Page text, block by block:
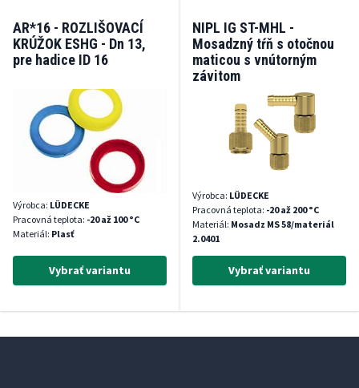
AR*16 - ROZLIŠOVACÍ
KRÚŽOK ESHG - Dn 13,
pre hadice ID 16
Výrobca: LÜDECKE
Pracovná teplota: -20 až 100 °C
Materiál: Plasť
Vybrať variantu
NIPL IG ST-MHL -
Mosadzný tŕň s otočnou
maticou s vnútorným
závitom
Výrobca: LÜDECKE
Pracovná teplota: -20 až 200 °C
Materiál: Mosadz MS 58/materiál
2.0401
Vybrať variantu